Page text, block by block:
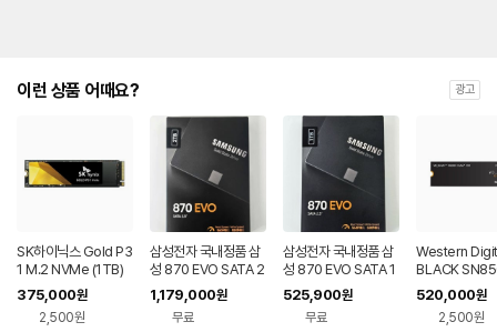
이런 상품 어때요? 광고
SK하이닉스 Gold P3
1 M.2 NVMe (1TB)
375,000원
2,500원
삼성전자 국내정품 삼
성 870 EVO SATA 2
TB
1,179,000원
무료
삼성전자 국내정품 삼
성 870 EVO SATA 1
TB
525,900원
무료
Western
BLACK
2 NVMe
520,000원
2,500원